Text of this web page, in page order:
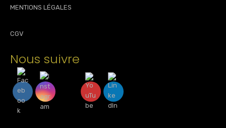
MENTIONS LÉGALES
CGV
Nous suivre